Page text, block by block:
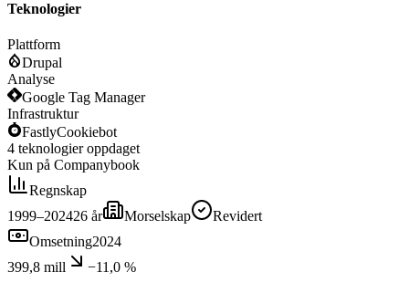
Teknologier
Plattform
Drupal
Analyse
Google Tag Manager
Infrastruktur
FastlyCookiebot
4 teknologier oppdaget
Kun på Companybook
Regnskap
1999–202426 år Morselskap
Revidert
Omsetning2024
399,8 mill
−11,0 %